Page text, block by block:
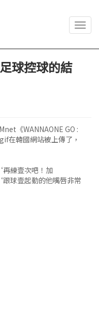
球控球的結
《WANNAONE GO :
在韓國網站被上傳了，
練壹次吧！加
球壹起動的他嘴唇非常